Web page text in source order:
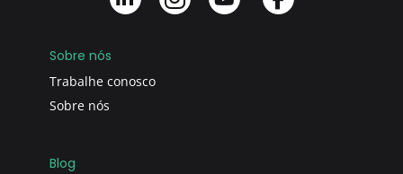
Sobre nós
Trabalhe conosco
Sobre nós
Blog